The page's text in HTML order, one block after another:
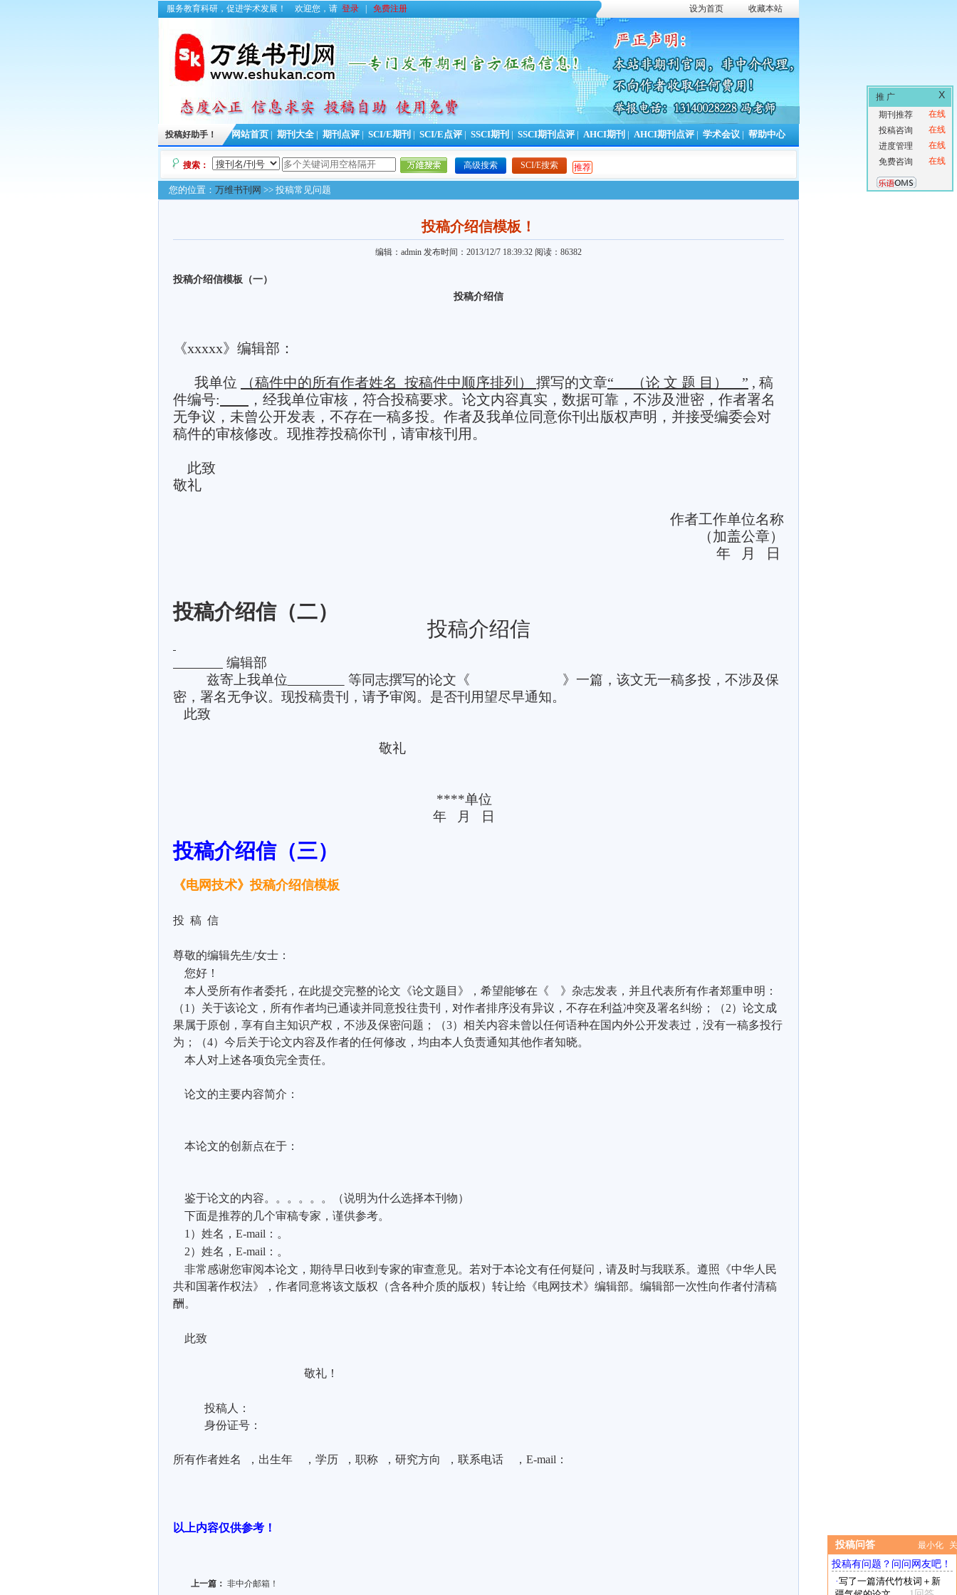
服务教育科研，促进学术发展！ 欢迎您，请 登录 免费注册 设为首页 收藏本站
投稿好助手！ 网站首页 期刊大全 期刊点评 SCI/E期刊 SCI/E点评 SSCI期刊 SSCI期刊点评 AHCI期刊 AHCI期刊点评 学术会议 帮助中心
搜索： 高级搜索 SCI/E搜索 推荐
投稿问答 最小化
投稿有问题？问问网友吧！
·写了一篇清代竹枝词＋新
您的位置： 万维书刊网 >> 投稿常见问题
投稿介绍信模板！
编辑：admin 发布时间：2013/12/7 18:39:32 阅读：86382
投稿介绍信模板（一）
投稿介绍信
《xxxxx》编辑部：
我单位 （稿件中的所有作者姓名 按稿件中顺序排列） 撰写的文章“ （论 文 题 目） ” , 稿
件编号:
，经我单位审核，符合投稿要求。论文内容真实，数据可靠，不涉及泄密，作者署名
无争议，未曾公开发表，不存在一稿多投。作者及我单位同意你刊出版权声明，并接受编委会对
稿件的审核修改。现推荐投稿你刊，请审核刊用。
此致
敬礼
作者工作单位名称
（加盖公章）
年
月 日
投稿介绍信（二）
投稿介绍信
编辑部
兹寄上我单位
等同志撰写的论文《
》一篇，该文无一稿多投，不涉及保
密，署名无争议。现投稿贵刊，请予审阅。是否刊用望尽早通知。
此致
敬礼
****单位
年
月 日
投稿介绍信（三）
《电网技术》投稿介绍信模板
投 稿 信
尊敬的编辑先生/女士：
您好！
本人受所有作者委托，在此提交完整的论文《论文题目》，希望能够在《
》杂志发表，并且代表所有作者郑重申明：
（1 ）关于该论文，所有作者均已通读并同意投往贵刊，对作者排序没有异议，不存在利益冲突及署名纠纷；（2）论文成
果属于原创，享有自主知识产权，不涉及保密问题；（3）相关内容未曾以任何语种在国内外公开发表过，没有一稿多投行
为；（4）今后关于论文内容及作者的任何修改，均由本人负责通知其他作者知晓。
本人对上述各项负完全责任。
论文的主要内容简介：
本论文的创新点在于：
鉴于论文的内容。。。。。。（说明为什么选择本刊物）
下面是推荐的几个审稿专家，谨供参考。
1 ）姓名， E-mail ：。
2）姓名， E-mail ：。
非常感谢您审阅本论文，期待早日收到专家的审查意见。若对于本论文有任何疑问，请及时与我联系。遵照《中华人民
共和国著作权法》，作者同意将该文版权（含各种介质的版权）转让给《电网技术》编辑部。编辑部一次性向作者付清稿
酬。
此致
敬礼！
投稿人：
身份证号：
所有作者姓名 ，出生年 ，学历 ，职称 ，研究方向 ，联系电话 ， E-mail ：
以上内容仅供参考！
上一篇： 非中介邮箱！
X
推 广
在线
期刊推荐
在线
投稿咨询
在线
进度管理
在线
免费咨询